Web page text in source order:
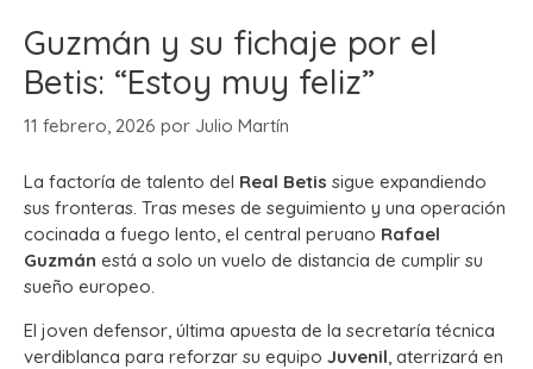
Guzmán y su fichaje por el
Betis: “Estoy muy feliz”
11 febrero, 2026 por Julio Martín
La factoría de talento del Real Betis sigue expandiendo
sus fronteras. Tras meses de seguimiento y una operación
cocinada a fuego lento, el central peruano Rafael
Guzmán está a solo un vuelo de distancia de cumplir su
sueño europeo.
El joven defensor, última apuesta de la secretaría técnica
verdiblanca para reforzar su equipo Juvenil, aterrizará en